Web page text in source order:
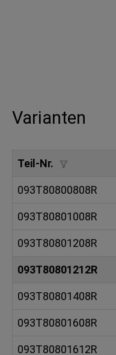
Varianten
Teil-Nr.
093T80800808R
093T80801008R
093T80801208R
093T80801212R
093T80801408R
093T80801608R
093T80801612R